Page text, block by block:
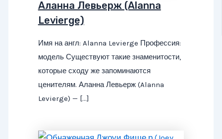
Аланна Левьерж (Alanna
Levierge)
Имя на англ: Alanna Levierge Профессия:
модель Существуют такие знаменитости,
которые сходу же запоминаются
ценителям. Аланна Левьерж (Alanna
Levierge) — […]